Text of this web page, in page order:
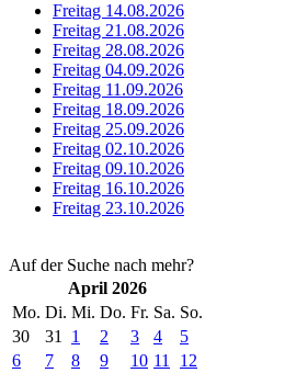
Freitag 14.08.2026
Freitag 21.08.2026
Freitag 28.08.2026
Freitag 04.09.2026
Freitag 11.09.2026
Freitag 18.09.2026
Freitag 25.09.2026
Freitag 02.10.2026
Freitag 09.10.2026
Freitag 16.10.2026
Freitag 23.10.2026
Auf der Suche nach mehr?
April 2026
Mo. Di. Mi. Do. Fr. Sa. So.
30
31 1 2 3 4
5
6
7 8 9 10 11
12